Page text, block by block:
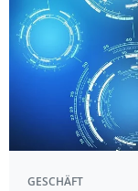
GESCHÄFT